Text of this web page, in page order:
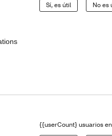
Sí, es útil No es
{{userCount} usuarios